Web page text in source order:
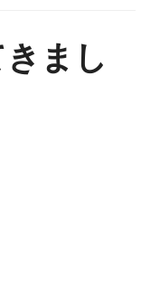
まし